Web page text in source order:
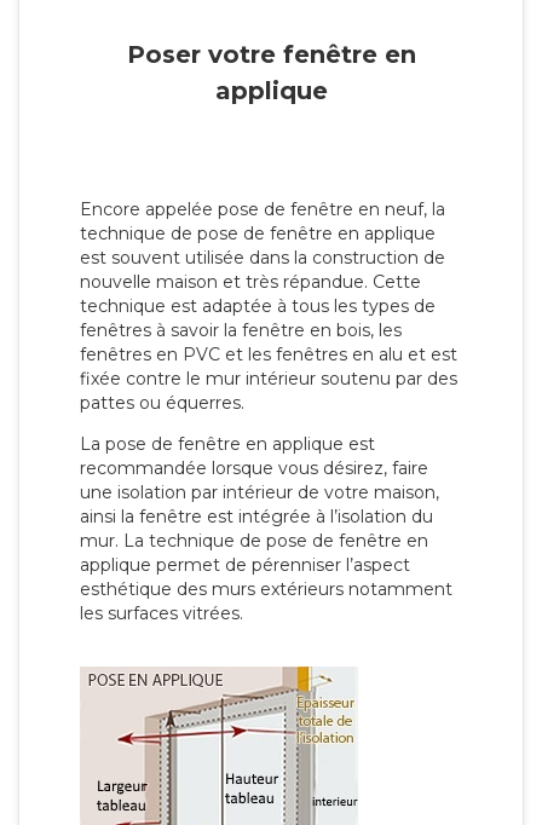
Poser votre fenêtre en
applique
Encore appelée pose de fenêtre en neuf, la
technique de pose de fenêtre en applique
est souvent utilisée dans la construction de
nouvelle maison et très répandue. Cette
technique est adaptée à tous les types de
fenêtres à savoir la fenêtre en bois, les
fenêtres en PVC et les fenêtres en alu et est
fixée contre le mur intérieur soutenu par des
pattes ou équerres.
La pose de fenêtre en applique est
recommandée lorsque vous désirez, faire
une isolation par intérieur de votre maison,
ainsi la fenêtre est intégrée à l’isolation du
mur. La technique de pose de fenêtre en
applique permet de pérenniser l’aspect
esthétique des murs extérieurs notamment
les surfaces vitrées.